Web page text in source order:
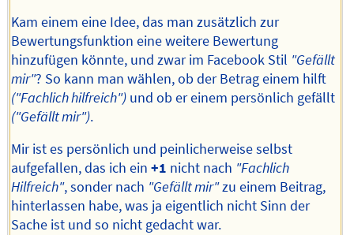
Kam einem eine Idee, das man zusätzlich zur
Bewertungsfunktion eine weitere Bewertung
hinzufügen könnte, und zwar im Facebook Stil "Gefällt
mir"? So kann man wählen, ob der Betrag einem hilft
("Fachlich hilfreich") und ob er einem persönlich gefällt
("Gefällt mir").
Mir ist es persönlich und peinlicherweise selbst
aufgefallen, das ich ein+1 nicht nach "Fachlich
Hilfreich", sonder nach "Gefällt mir"zu einem Beitrag,
hinterlassen habe, was ja eigentlich nicht Sinn der
Sache ist und so nicht gedacht war.